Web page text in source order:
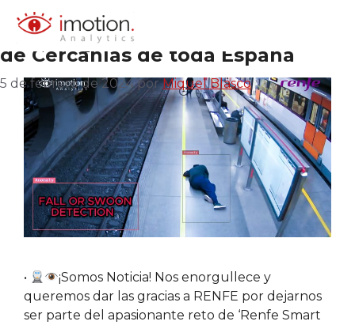
Saltar
contenido
computervision
Renfe ya tiene sistemas
videovigilancia en más de 190
de Cercanías de toda España
5 de febrero de 2024 porMiquel Blasco
•
¡Somos Noticia! Nos enorgullece y
queremos dar las gracias a RENFE por dejarnos
ser parte del apasionante reto de ‘Renfe Smart